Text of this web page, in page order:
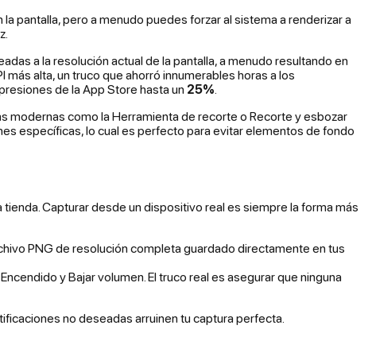
pantalla, pero a menudo puedes forzar al sistema a renderizar a
a la resolución actual de la pantalla, a menudo resultando en
alta, un truco que ahorró innumerables horas a los
de la App Store hasta un 25%
modernas como la Herramienta de recorte o Recorte y esbozar
específicas, lo cual es perfecto para evitar elementos de fondo
Capturar desde un dispositivo real es siempre la forma más
PNG de resolución completa guardado directamente en tus
y Bajar volumen. El truco real es asegurar que ninguna
no deseadas arruinen tu captura perfecta.